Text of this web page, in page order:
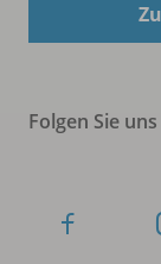
Folgen Sie